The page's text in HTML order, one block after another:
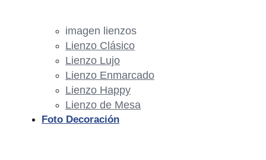
imagen lienzos
Lienzo Clásico
Lienzo Lujo
Lienzo Enmarcado
Lienzo Happy
Lienzo de Mesa
Foto Decoración